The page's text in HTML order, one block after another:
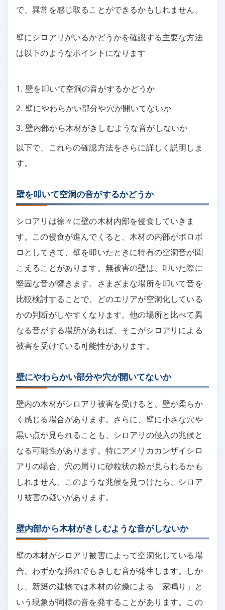
で、異常を感じ取ることができるかもしれません。
壁にシロアリがいるかどうかを確認する主要な方法
は以下のようなポイントになります
壁を叩いて空洞の音がするかどうか
壁にやわらかい部分や穴が開いてないか
壁内部から木材がきしむような音がしないか
以下で、これらの確認方法をさらに詳しく説明しま
す。
壁を叩いて空洞の音がするかどうか
シロアリは徐々に壁の木材内部を侵食していきま
す。この侵食が進んでくると、木材の内部がボロボ
ロとしてきて、壁を叩いたときに特有の空洞音が聞
こえることがあります。無被害の壁は、叩いた際に
堅固な音が響きます。さまざまな場所を叩いて音を
比較検討することで、どのエリアが空洞化している
かの判断がしやすくなります。他の場所と比べて異
なる音がする場所があれば、そこがシロアリによる
被害を受けている可能性があります。
壁にやわらかい部分や穴が開いてないか
壁内の木材がシロアリ被害を受けると、壁が柔らか
く感じる場合があります。さらに、壁に小さな穴や
黒い点が見られることも、シロアリの侵入の兆候と
なる可能性があります。特にアメリカカンザイシロ
アリの場合、穴の周りに砂粒状の粉が見られるかも
しれません。このような兆候を見つけたら、シロア
リ被害の疑いがあります。
壁内部から木材がきしむような音がしないか
壁の木材がシロアリ被害によって空洞化している場
合、わずかな揺れでもきしむ音が発生します。しか
し、新築の建物では木材の乾燥による「家鳴り」と
いう現象が同様の音を発することがあります。この